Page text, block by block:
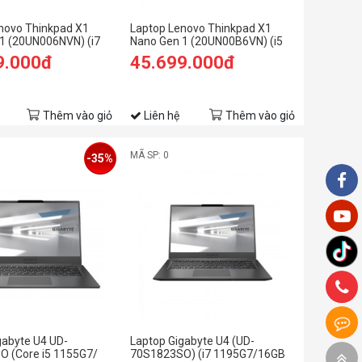
Thinkpad X1
(20UN006NVN) (i7
RAM/1TB
Win11 Pro/Đen)
Thêm vào giỏ
Laptop Lenovo Thinkpad X1
Nano Gen 1 (20UN00B6VN) (i5
1130G7/8GB RAM/512GB
SSD/13 2K/Win11 Pro/Đen)
45.699.000đ
Liên hệ Thêm vào giỏ
U4 UD-
(Core i5 1155G7/
-35% MÃ SP: 0
Laptop Gigabyte U4 (UD-
70S1823SO) (i7 1195G7/16GB